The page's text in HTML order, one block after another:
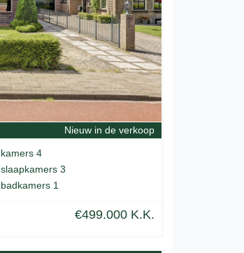
Nieuw in de verkoop
kamers 4
slaapkamers 3
badkamers 1
€499.000 K.K.